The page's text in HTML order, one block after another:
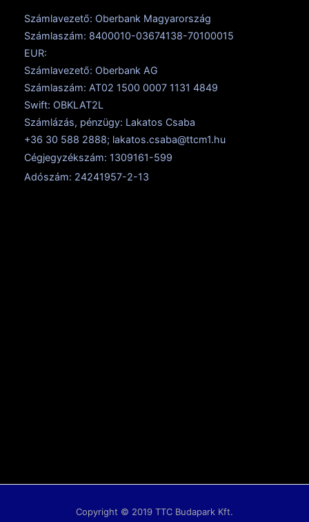
Számlavezető: Oberbank Magyarország
Számlaszám: 8400010-03674138-70100015
EUR:
Számlavezető: Oberbank AG
Számlaszám: AT02 1500 0007 1131 4849
Swift: OBKLAT2L
Számlázás, pénzügy: Lakatos Csaba
+36 30 588 2888; lakatos.csaba@ttcm1.hu
Cégjegyzékszám: 1309161-599
Adószám: 24241957-2-13
Copyright © 2019 TTC Budapark Kft.